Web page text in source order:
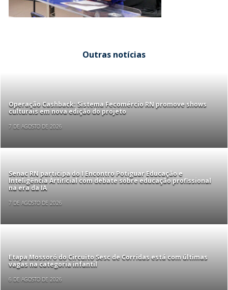
Outras notícias
Operação Cashback: Sistema Fecomércio RN promove shows
culturais em nova edição do projeto
7 DE AGOSTO DE 2026
Senac RN participa do I Encontro Potiguar Educação e
Inteligência Artificial com debate sobre educação profissional
na era da IA
7 DE AGOSTO DE 2026
Etapa Mossoró do Circuito Sesc de Corridas está com últimas
vagas na categoria infantil
6 DE AGOSTO DE 2026